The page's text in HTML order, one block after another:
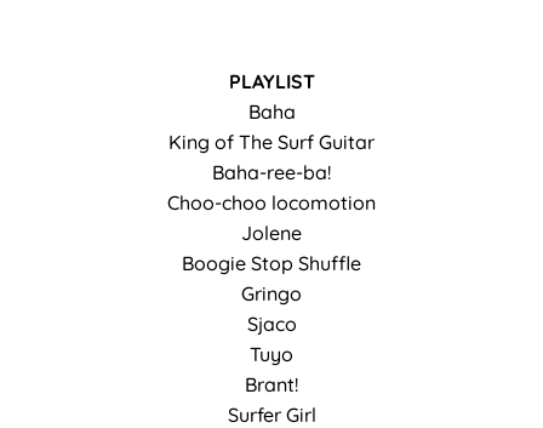
PLAYLIST
Baha
King of The Surf Guitar
Baha-ree-ba!
Choo-choo locomotion
Jolene
Boogie Stop Shuffle
Gringo
Sjaco
Tuyo
Brant!
Surfer Girl